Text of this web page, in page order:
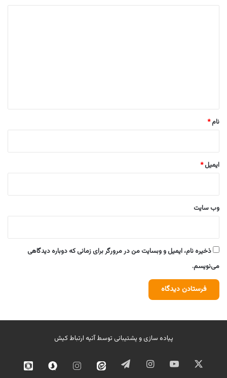
نام*
ایمیل*
وب‌ سایت
ذخیره نام، ایمیل و وبسایت من در مرورگر برای زمانی که دوباره دیدگاهی
می‌نویسم.
پیاده سازی و پشتیبانی توسطآتیه ارتباط کیش
ایکس یوتیوب اینستاگرامتلگرام ایتا اینستاگرامسروش